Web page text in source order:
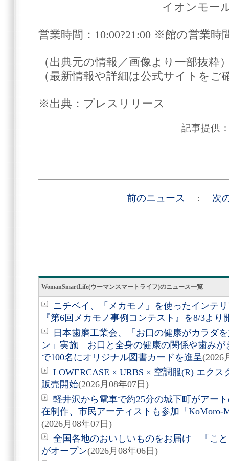
イオンモールナゴヤ
営業時間：10:00?21:00 ※館の営業時
（出典元の情報／画像より一部抜粋
（最新情報や詳細は公式サイトをご
※出典：プレスリリース
記事提供
前のニュース : 次
WomanSmartLife(ウーマンスマートライフ)のニュース一覧
ニチベイ、「メカモノ」を使ったインテ
『第6回メカモノ事例コンテスト』を8/3より
日本歯磨工業会、「お口の健康がカラダ
ン」実施 お口と全身の健康の関係や歯みが
で100名にオリジナル図書カードを進呈(2026
LOWERCASE × URBS × 空調服(R) エク
販売開始(2026月08年07日)
軽井沢から電車で約25分の城下町がアー
在制作、市民アーティストも参加「KoMoro-
(2026月08年07日)
全国各地のおいしいものをお届け 「こ
がオープン(2026月08年06日)